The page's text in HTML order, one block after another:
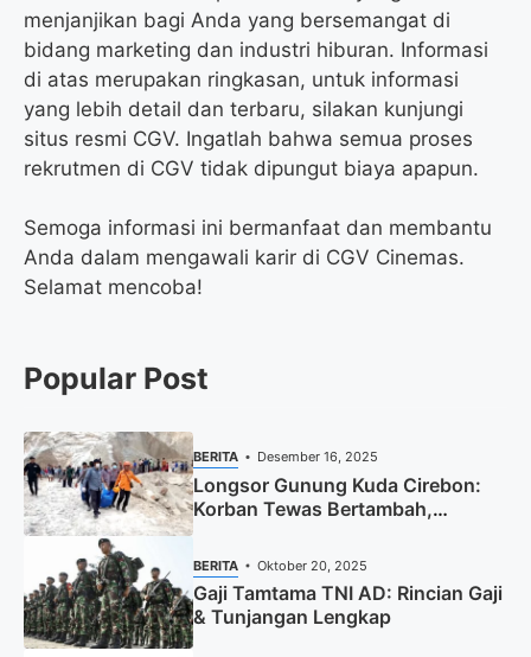
menjanjikan bagi Anda yang bersemangat di
bidang marketing dan industri hiburan. Informasi
di atas merupakan ringkasan, untuk informasi
yang lebih detail dan terbaru, silakan kunjungi
situs resmi CGV. Ingatlah bahwa semua proses
rekrutmen di CGV tidak dipungut biaya apapun.
Semoga informasi ini bermanfaat dan membantu
Anda dalam mengawali karir di CGV Cinemas.
Selamat mencoba!
Popular Post
BERITA Desember 16, 2025
Longsor Gunung Kuda Cirebon:
Korban Tewas Bertambah,
Pencarian Dihentikan
BERITA Oktober 20, 2025
Gaji Tamtama TNI AD: Rincian Gaji
& Tunjangan Lengkap